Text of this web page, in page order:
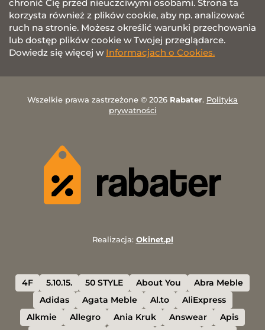
chronić Cię przed nieuczciwymi osobami. Strona ta
korzysta również z plików cookie, aby np. analizować
ruch na stronie. Możesz określić warunki przechowania
lub dostęp plików cookie w Twojej przeglądarce.
Dowiedz się więcej w Informacjach o Cookies.
Wszelkie prawa zastrzeżone © 2026 Rabater. Polityka
prywatności
Realizacja: Okinet.pl
4F 5.10.15. 50 STYLE About You
Abra Meble
Adidas
Agata Meble Al.to
AliExpress
Alkmie
Allegro Ania Kruk Answear
Apis